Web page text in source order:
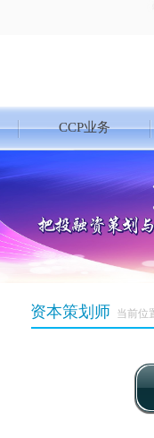
CCP业务
资本策划师 当前位